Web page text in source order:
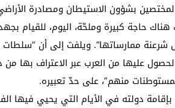
بشؤون الاستيطان ومصادرة
شرعنة ممارساتها”. ويلفت إلى أن “سلطات
عليها من العرب عبر الاعتراف بها
منهم”، على حدّ تعبيره.
بإقامة دولته في الأيام التي يحيي فيها